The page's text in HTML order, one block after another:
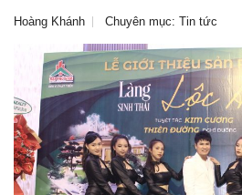
Hoàng Khánh Chuyên mục: Tin tức